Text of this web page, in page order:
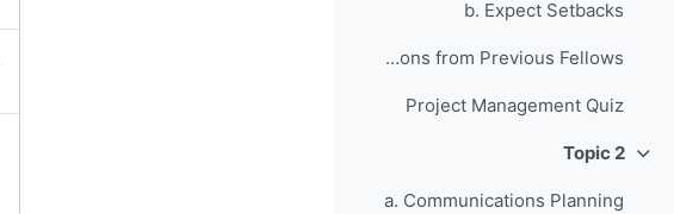
b. Expect Setbacks
Anticipating Setbacks - Lessons from Previous Fellows
Project Management Quiz
طيTopic 2
a. Communications Planning